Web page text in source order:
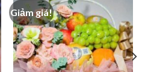
Giảm giá!